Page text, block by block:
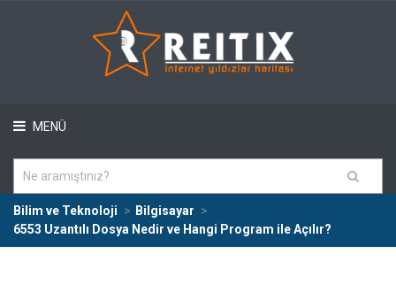
MENÜ
Bilim ve Teknoloji
Bilgisayar
6553 Uzantılı Dosya Nedir ve Hangi Program ile Açılır?